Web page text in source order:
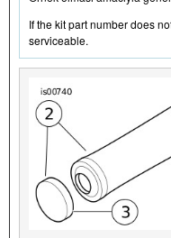
If the kit part number does
serviceable.